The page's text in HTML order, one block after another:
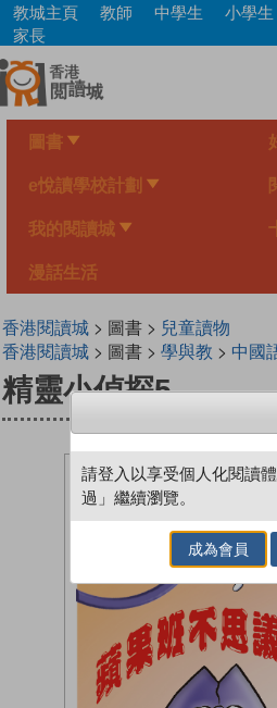
Skip
main
content
教城主頁 教師 中學生
小學生
家長
圖書
e悅讀學校計劃
我的閱讀城
漫話生活
香港閱讀城> 圖書 > 兒童讀物
香港閱讀城> 圖書 > 學與教 > 中國
精靈小偵探5
請登入以享受個人化閱讀
過」繼續瀏覽。
成為會員